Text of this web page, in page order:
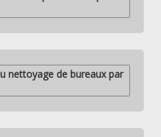
nettoyage de bureaux par